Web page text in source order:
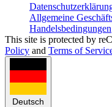
Allgemeine
Handelsbedingungen
This site is protected by
Policy and Terms of
Deutsch